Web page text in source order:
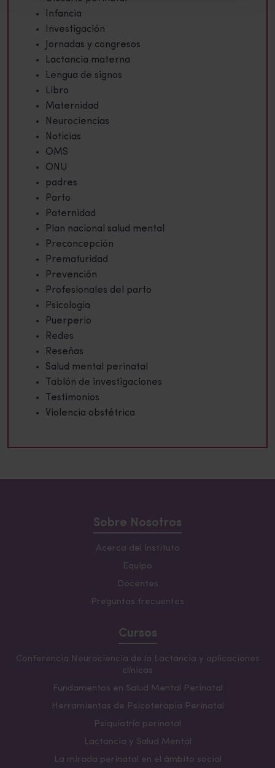
Infancia
Investigación
Jornadas y congresos
Lactancia materna
Lengua de signos
Libro
Maternidad
Neurociencias
Noticias
OMS
ONU
padres
Parto
Paternidad
Plan nacional salud mental
Preconcepción
Prematuridad
Prevención
Profesionales del parto
Psicologia
Puerperio
Redes
Reseñas
Salud mental perinatal
Tablón de investigaciones
Testimonios
Violencia obstétrica
Sobre Nosotros
Acerca del Instituto
Equipo
Docentes
Preguntas frecuentes
Cursos
Conferencia Neurociencia de la Lactancia y aplicaciones
clínicas
Fundamentos en Salud Mental Perinatal
Herramientas de Psicoterapia Perinatal
Psiquiatría perinatal
Lactancia y Salud Mental
La mirada perinatal en el ámbito social